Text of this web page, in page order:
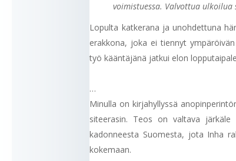
voimistuessa. Valvottua
Lopulta katkerana ja unohdettuna
erakkona, joka ei tiennyt
työ kääntäjänä jatkui elon
…
Minulla on kirjahyllyssä
siteerasin. Teos on valtava
kadonneesta Suomesta, jota Inha
kokemaan.